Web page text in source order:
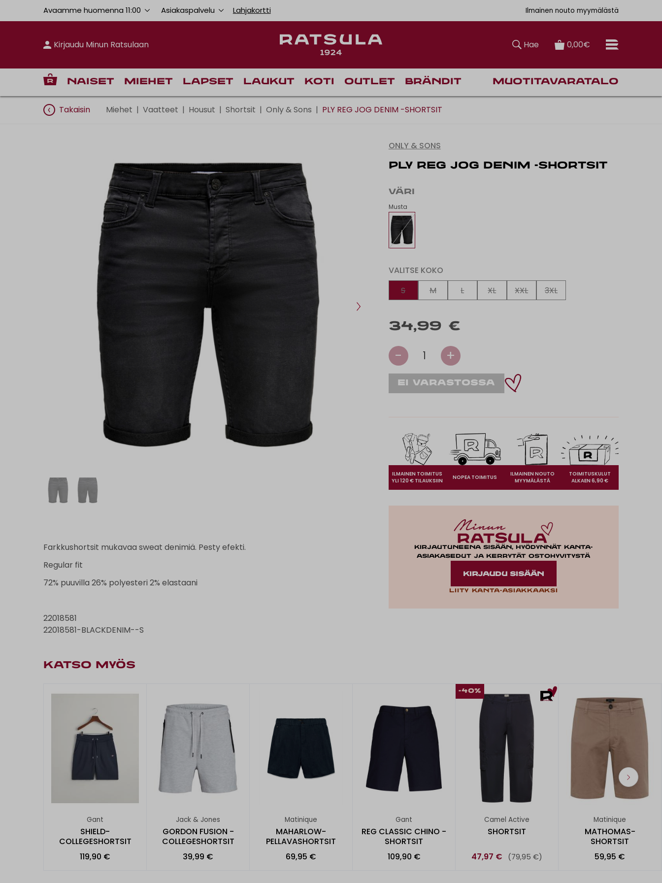
Avaamme huomenna 11:00 Asiakaspalvelu Lahjakortti Ilmainen nouto myymälästä
Kirjaudu Minun Ratsulaan Hae 0,00€
Naiset Miehet Lapset Laukut Koti Outlet Brändit Muotitavaratalo
Takaisin Miehet | Vaatteet | Housut | Shortsit | Only & Sons | PLY REG JOG DENIM -SHORTSIT
Farkkushortsit mukavaa sweat denimiä. Pesty efekti.
Regular fit
72% puuvilla 26% polyesteri 2% elastaani
22018581
22018581-BLACKDENIM--S
ONLY & SONS
PLY REG JOG DENIM -SHORTSIT
VÄRI
Musta
VALITSE KOKO
S
M L XL XXL 3XL
34,99 €
- 1 +
ILMAINEN TOIMITUS
YLI 120 € TILAUKSIIN
NOPEA TOIMITUS
ILMAINEN NOUTO
MYYMÄLÄSTÄ
TOIMITUSKULUT
ALKAEN 6,90 €
Kirjautuneena sisään, hyödynnät kanta-
asiakasedut ja kerrytät ostohyvitystä
KIRJAUDU SISÄÄN
Liity kanta-asiakkaaksi
KATSO MYÖS
Gant
SHIELD-
COLLEGESHORTSIT
119,90 €
Jack & Jones
GORDON FUSION -
COLLEGESHORTSIT
39,99 €
Matinique
MAHARLOW-
PELLAVASHORTSIT
69,95 €
Gant
REG CLASSIC CHINO -
SHORTSIT
109,90 €
-40%
Camel Active
SHORTSIT
47,97 € (79,95 €)
Matinique
MATHOMAS-
SHORTSIT
59,95 €